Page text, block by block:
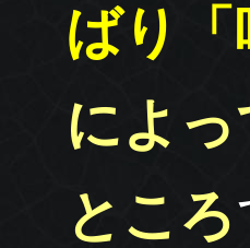
ばり
によ
ところ